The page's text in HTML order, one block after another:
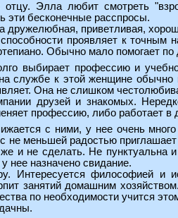
Элла любит смотреть
эти бесконечные расспросы.
дружелюбная, приветливая,
проявляет к точным
Обычно мало помогает
выбирает профессию и
службе к этой женщине обычно
Она не слишком
друзей и знакомых.
профессию, либо работает в
с ними, у нее очень
меньшей радостью
и не сделать. Не пунктуальна
нее назначено свидание.
Интересуется философией и
занятий домашним
по необходимости учится